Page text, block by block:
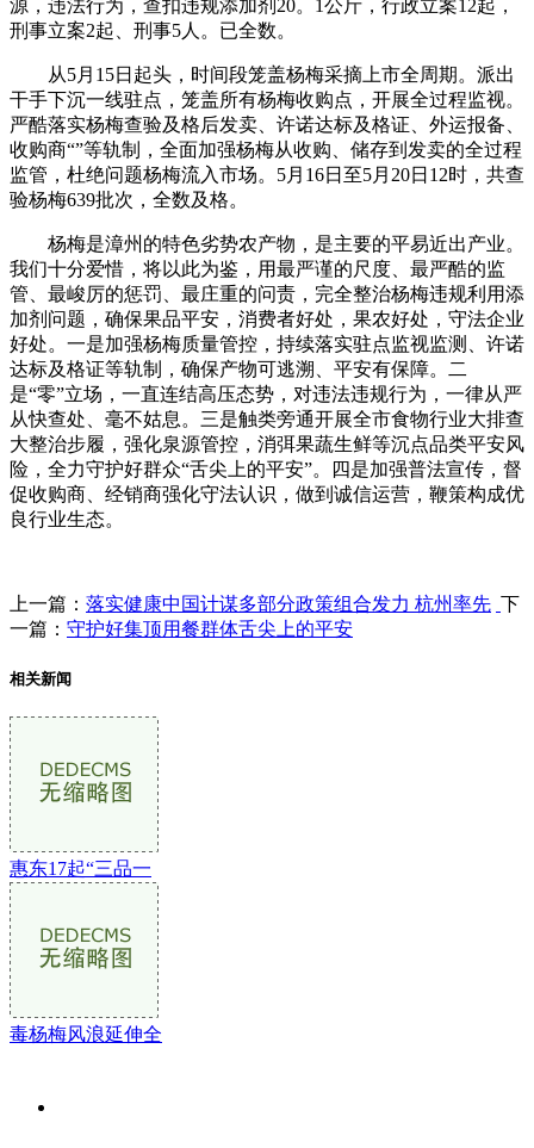
源，违法行为，查扣违规添加剂20。1公斤，行政立案12起，
刑事立案2起、刑事5人。已全数。
从5月15日起头，时间段笼盖杨梅采摘上市全周期。派出
干手下沉一线驻点，笼盖所有杨梅收购点，开展全过程监视。
严酷落实杨梅查验及格后发卖、许诺达标及格证、外运报备、
收购商“”等轨制，全面加强杨梅从收购、储存到发卖的全过程
监管，杜绝问题杨梅流入市场。5月16日至5月20日12时，共查
验杨梅639批次，全数及格。
杨梅是漳州的特色劣势农产物，是主要的平易近出产业。
我们十分爱惜，将以此为鉴，用最严谨的尺度、最严酷的监
管、最峻厉的惩罚、最庄重的问责，完全整治杨梅违规利用添
加剂问题，确保果品平安，消费者好处，果农好处，守法企业
好处。一是加强杨梅质量管控，持续落实驻点监视监测、许诺
达标及格证等轨制，确保产物可逃溯、平安有保障。二
是“零”立场，一直连结高压态势，对违法违规行为，一律从严
从快查处、毫不姑息。三是触类旁通开展全市食物行业大排查
大整治步履，强化泉源管控，消弭果蔬生鲜等沉点品类平安风
险，全力守护好群众“舌尖上的平安”。四是加强普法宣传，督
促收购商、经销商强化守法认识，做到诚信运营，鞭策构成优
良行业生态。
上一篇： 落实健康中国计谋多部分政策组合发力 杭州率先 下
一篇： 守护好集顶用餐群体舌尖上的平安
相关新闻
惠东17起“三品一
毒杨梅风浪延伸全